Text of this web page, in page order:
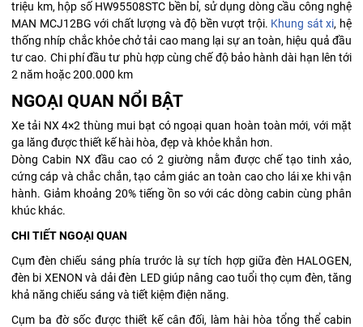
triệu km, hộp số HW95508STC bền bỉ, sử dụng dòng cầu công nghệ
MAN MCJ12BG với chất lượng và độ bền vượt trội. Khung sát xi, hệ
thống nhíp chắc khỏe chở tải cao mang lại sự an toàn, hiệu quả đầu
tư cao. Chi phí đầu tư phù hợp cùng chế độ bảo hành dài hạn lên tới
2 năm hoặc 200.000 km
NGOẠI QUAN NỔI BẬT
Xe tải NX 4×2 thùng mui bạt có ngoại quan hoàn toàn mới, với mặt
ga lăng được thiết kế hài hòa, đẹp và khỏe khắn hơn.
Dòng Cabin NX đầu cao có 2 giường nằm được chế tạo tinh xảo,
cứng cáp và chắc chắn, tạo cảm giác an toàn cao cho lái xe khi vận
hành. Giảm khoảng 20% tiếng ồn so với các dòng cabin cùng phân
khúc khác.
CHI TIẾT NGOẠI QUAN
Cụm đèn chiếu sáng phía trước là sự tích hợp giữa đèn HALOGEN,
đèn bi XENON và dải đèn LED giúp nâng cao tuổi thọ cụm đèn, tăng
khả năng chiếu sáng và tiết kiệm điện năng.
Cụm ba đờ sốc được thiết kế cân đối, làm hài hòa tổng thể cabin